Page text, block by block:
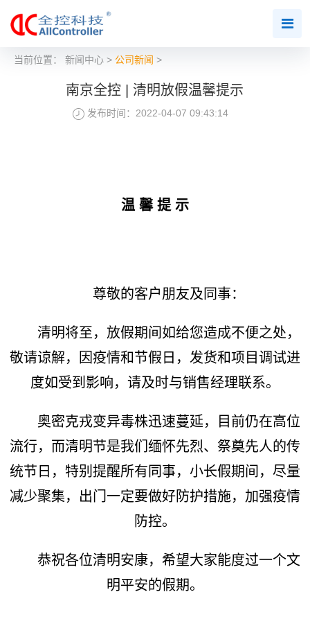
当前位置： 新闻中心> 公司新闻 >
南京全控 | 清明放假温馨提示
发布时间：2022-04-07 09:43:14
温 馨 提 示
尊敬的客户朋友及同事：
清明将至，放假期间如给您造成不便之处，
敬请谅解，因疫情和节假日，发货和项目调试进
度如受到影响，请及时与销售经理联系。
奥密克戎变异毒株迅速蔓延，目前仍在高位
流行，而清明节是我们缅怀先烈、祭奠先人的传
统节日，特别提醒所有同事，小长假期间，尽量
减少聚集，出门一定要做好防护措施，加强疫情
防控。
恭祝各位清明安康，希望大家能度过一个文
明平安的假期。